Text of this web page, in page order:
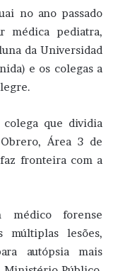
no ano passado
médica pediatra,
da Universidad
e os colegas a
que dividia
Área 3 de
fronteira com a
médico forense
múltiplas lesões,
autópsia mais